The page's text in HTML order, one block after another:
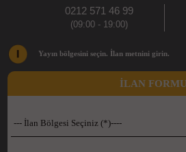
0212 571 46 99
(09:00 - 19:00)
Yayın bölgesini seçin. İlan metnini girin.
İLAN FORMU